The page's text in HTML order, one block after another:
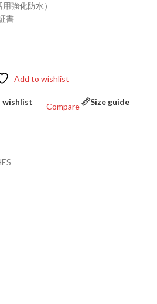
強化防水）
書
Add to wishlist
wishlist
Compare
Size guide